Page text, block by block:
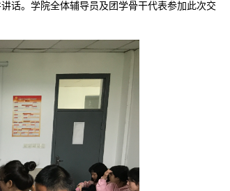
话。学院全体辅导员及团学骨干代表参加此次交